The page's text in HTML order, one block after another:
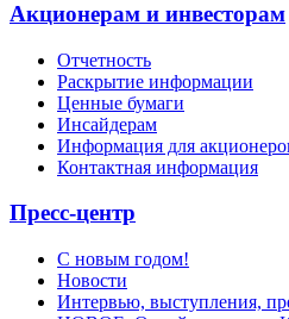
Акционерам и инвесторам
Отчетность
Раскрытие информации
Ценные бумаги
Инсайдерам
Информация для
Контактная информация
Пресс-центр
С новым годом!
Новости
Интервью, выступления,